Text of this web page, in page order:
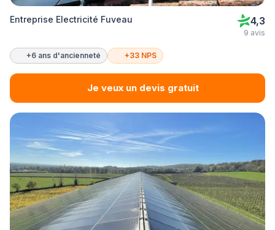
Entreprise Electricité Fuveau 4,3
9 avis
+6 ans d'ancienneté +33 NPS
Je veux un devis gratuit